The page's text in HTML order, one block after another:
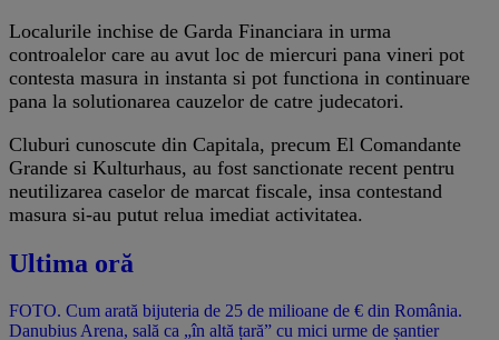
Localurile inchise de Garda Financiara in urma
controalelor care au avut loc de miercuri pana vineri pot
contesta masura in instanta si pot functiona in continuare
pana la solutionarea cauzelor de catre judecatori.
Cluburi cunoscute din Capitala, precum El Comandante
Grande si Kulturhaus, au fost sanctionate recent pentru
neutilizarea caselor de marcat fiscale, insa contestand
masura si-au putut relua imediat activitatea.
Ultima oră
FOTO. Cum arată bijuteria de 25 de milioane de € din România.
Danubius Arena, sală ca „în altă țară” cu mici urme de șantier